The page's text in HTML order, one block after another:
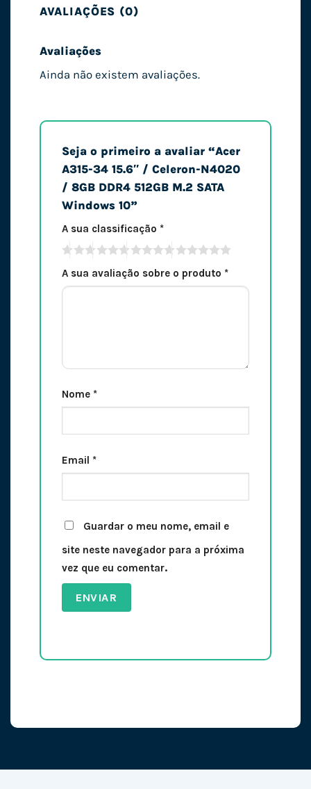
AVALIAÇÕES (0)
Avaliações
Ainda não existem avaliações.
Seja o primeiro a avaliar “Acer
A315-34 15.6″ / Celeron-N4020
/ 8GB DDR4 512GB M.2 SATA
Windows 10”
A sua classificação *
A sua avaliação sobre o produto *
Nome *
Email *
Guardar o meu nome, email e
site neste navegador para a próxima
vez que eu comentar.